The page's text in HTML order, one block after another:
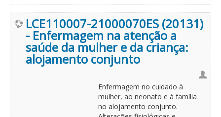
LCE110007-21000070ES (20131)
- Enfermagem na atenção a
saúde da mulher e da criança:
alojamento conjunto
Enfermagem no cuidado à
mulher, ao neonato e à família
no alojamento conjunto.